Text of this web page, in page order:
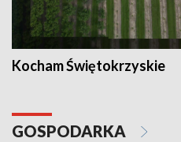
Kocham Świętokrzyskie
GOSPODARKA